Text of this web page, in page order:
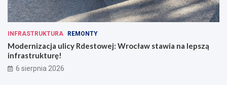
INFRASTRUKTURA REMONTY
Modernizacja ulicy Rdestowej: Wrocław stawia na lepszą
infrastrukturę!
6 sierpnia 2026